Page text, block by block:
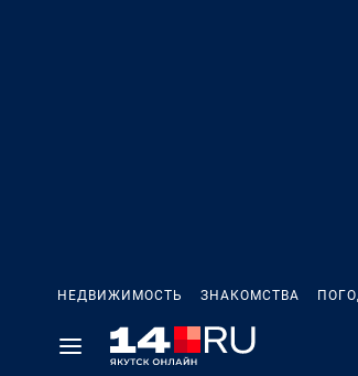
НЕДВИЖИМОСТЬ ЗНАКОМСТВА